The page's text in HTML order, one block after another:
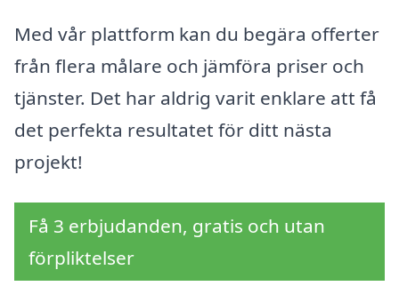
Med vår plattform kan du begära offerter
från flera målare och jämföra priser och
tjänster. Det har aldrig varit enklare att få
det perfekta resultatet för ditt nästa
projekt!
Få 3 erbjudanden, gratis och utan
förpliktelser